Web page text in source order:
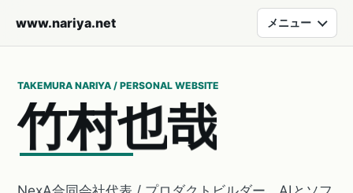
www.nariya.net メニュー
TAKEMURA NARIYA / PERSONAL WEBSITE
竹村也哉